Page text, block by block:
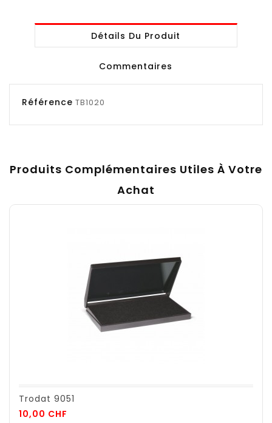
Détails Du Produit
Commentaires
Référence TB1020
Produits Complémentaires Utiles À Votre
Achat
Trodat 9051
10,00 CHF